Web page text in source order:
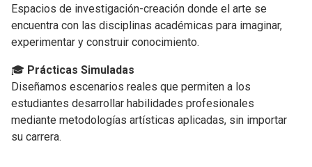
Espacios de investigación-creación donde el arte se
encuentra con las disciplinas académicas para imaginar,
experimentar y construir conocimiento.
🎓 Prácticas Simuladas
Diseñamos escenarios reales que permiten a los
estudiantes desarrollar habilidades profesionales
mediante metodologías artísticas aplicadas, sin importar
su carrera.